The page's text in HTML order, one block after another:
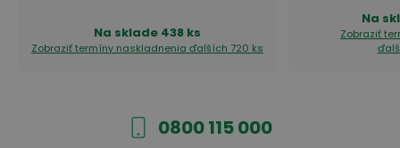
Na sklade 438 ks
Zobraziť termíny naskladnenia ďalších 720 ks
Na
Zobraziť
0800 115 000